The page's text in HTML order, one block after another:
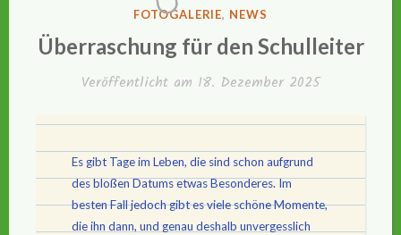
VERÖFFENTLICHT
FOTOGALERIE, NEWS
Überraschung für den Schulleiter
Veröffentlicht am 18. Dezember 2025
Es gibt Tage im Leben, die sind schon aufgrund
des bloßen Datums etwas Besonderes. Im
besten Fall jedoch gibt es viele schöne Momente,
die ihn dann, und genau deshalb unvergesslich